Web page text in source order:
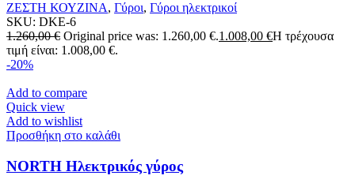
ΖΕΣΤΗ ΚΟΥΖΙΝΑ, Γύροι, Γύροι ηλεκτρικοί
SKU: DKE-6
1.260,00€ Original price was: 1.260,00 €.1.008,00 €Η τρέχουσα
τιμή είναι: 1.008,00 €.
-20%
Add to compare
Quick view
Add to wishlist
Προσθήκη στο καλάθι
NORTH Ηλεκτρικός γύρος